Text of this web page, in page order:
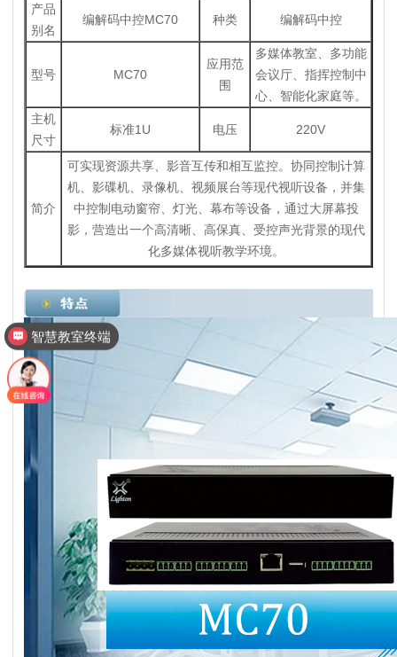
产品
别名
编解码中控MC70 种类 编解码中控
型号 MC70
应用范
围
多媒体教室、多功能
会议厅、指挥控制中
心、智能化家庭等。
主机
尺寸
标准1U 电压 220V
简介
可实现资源共享、影音互传和相互监控。协同控制计算
机、影碟机、录像机、视频展台等现代视听设备，并集
中控制电动窗帘、灯光、幕布等设备，通过大屏幕投
影，营造出一个高清晰、高保真、受控声光背景的现代
化多媒体视听教学环境。
智慧教室终端